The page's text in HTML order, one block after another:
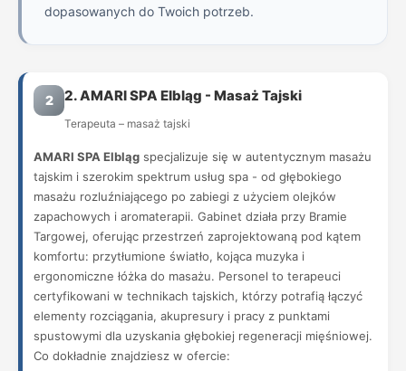
dopasowanych do Twoich potrzeb.
2 2. AMARI SPA Elbląg - Masaż Tajski
Terapeuta – masaż tajski
AMARI SPA Elbląg specjalizuje się w autentycznym masażu
tajskim i szerokim spektrum usług spa - od głębokiego
masażu rozluźniającego po zabiegi z użyciem olejków
zapachowych i aromaterapii. Gabinet działa przy Bramie
Targowej, oferując przestrzeń zaprojektowaną pod kątem
komfortu: przytłumione światło, kojąca muzyka i
ergonomiczne łóżka do masażu. Personel to terapeuci
certyfikowani w technikach tajskich, którzy potrafią łączyć
elementy rozciągania, akupresury i pracy z punktami
spustowymi dla uzyskania głębokiej regeneracji mięśniowej.
Co dokładnie znajdziesz w ofercie: